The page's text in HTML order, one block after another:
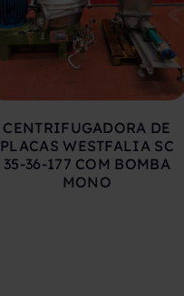
CENTRIFUGADORA DE
PLACAS WESTFALIA SC
35-36-177 COM BOMBA
MONO